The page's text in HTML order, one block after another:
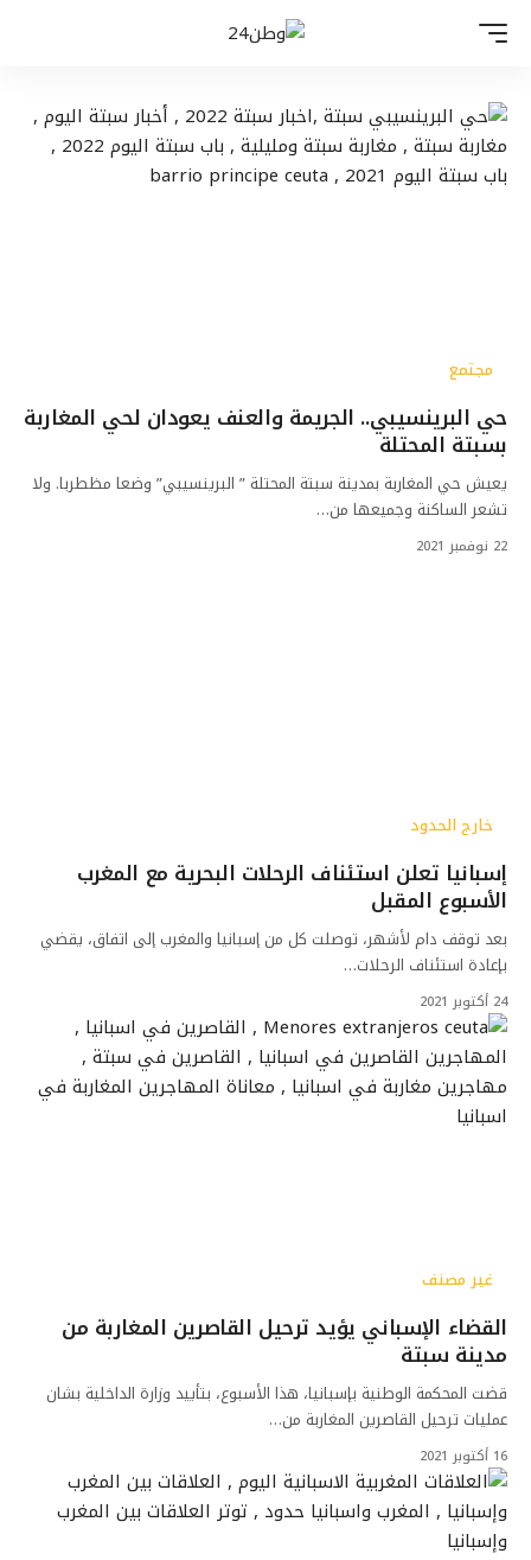
مجتمع
حي البرينسيبي.. الجريمة والعنف يعودان لحي المغاربة
بسبتة المحتلة
يعيش حي المغاربة بمدينة سبتة المحتلة ” البرينسيبي” وضعا مظطربا. ولا
تشعر الساكنة وجميعها من…
22 نوفمبر 2021
خارج الحدود
إسبانيا تعلن استئناف الرحلات البحرية مع المغرب
الأسبوع المقبل
بعد توقف دام لأشهر، توصلت كل من إسبانيا والمغرب إلى اتفاق، يقضي
بإعادة استئناف الرحلات…
24 أكتوبر 2021
غير مصنف
القضاء الإسباني يؤيد ترحيل القاصرين المغاربة من
مدينة سبتة
قضت المحكمة الوطنية بإسبانيا، هذا الأسبوع، بتأييد وزارة الداخلية بشان
عمليات ترحيل القاصرين المغاربة من…
16 أكتوبر 2021